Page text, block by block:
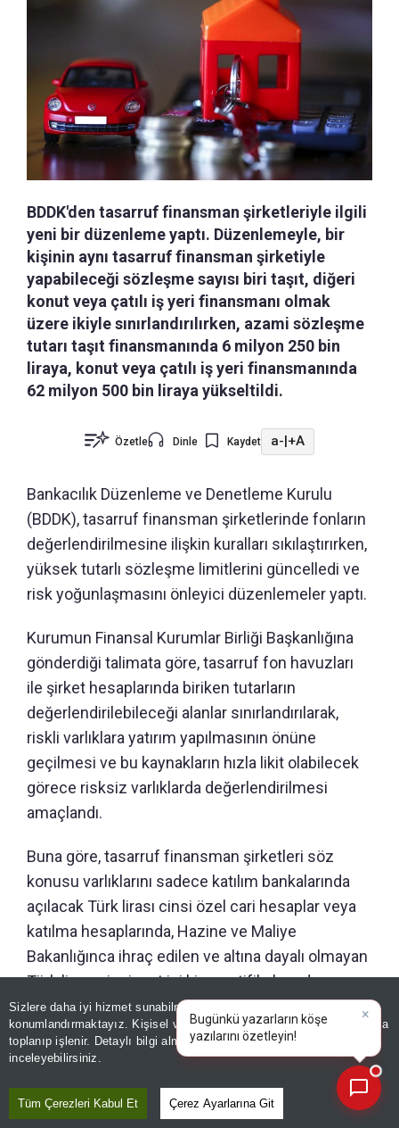
Sizlere daha iyi hizmet sunabilmek adına sitemizde
konumlandırmaktayız. Kişisel verileriniz, KVKK ve GDPR kapsamında
toplanıp işlenir. Detaylı bilgi almak içinAydınlatma Metnimizi
inceleyebilirsiniz.
Tüm Çerezleri Kabul Et Çerez Ayarlarına Git
BDDK'den tasarruf finansman şirketleriyle ilgili
yeni bir düzenleme yaptı. Düzenlemeyle, bir
kişinin aynı tasarruf finansman şirketiyle
yapabileceği sözleşme sayısı biri taşıt, diğeri
konut veya çatılı iş yeri finansmanı olmak
üzere ikiyle sınırlandırılırken, azami sözleşme
tutarı taşıt finansmanında 6 milyon 250 bin
liraya, konut veya çatılı iş yeri finansmanında
62 milyon 500 bin liraya yükseltildi.
Özetle Dinle Kaydet a-|+A
Bankacılık Düzenleme ve Denetleme Kurulu
(BDDK), tasarruf finansman şirketlerinde fonların
değerlendirilmesine ilişkin kuralları sıkılaştırırken,
yüksek tutarlı sözleşme limitlerini güncelledi ve
risk yoğunlaşmasını önleyici düzenlemeler yaptı.
Kurumun Finansal Kurumlar Birliği Başkanlığına
gönderdiği talimata göre, tasarruf fon havuzları
ile şirket hesaplarında biriken tutarların
değerlendirilebileceği alanlar sınırlandırılarak,
riskli varlıklara yatırım yapılmasının önüne
geçilmesi ve bu kaynakların hızla likit olabilecek
görece risksiz varlıklarda değerlendirilmesi
amaçlandı.
Buna göre, tasarruf finansman şirketleri söz
konusu varlıklarını sadece katılım bankalarında
açılacak Türk lirası cinsi özel cari hesaplar veya
katılma hesaplarında, Hazine ve Maliye
Bakanlığınca ihraç edilen ve altına dayalı olmayan
Türk lirası cinsi yurt içi kira sertifikalarında
(sukuk) ya da risk değeri 1 veya 2 olan ve Türk
lirası cinsinden ihraç edilen katılım esaslı yatırım
fonlarında değerlendirebilecek. Hem tasarruf fon
havuzları için hem de şirket hesapları için daha
ihtiyatlı kısıtlamalar getirildi.
Bugünkü yazarların k